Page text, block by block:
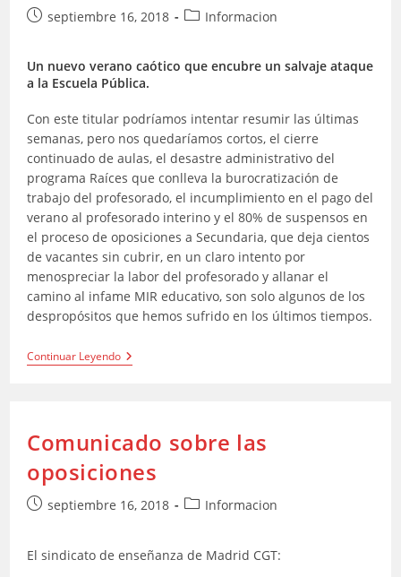
Publicación
entrada:
septiembre 16, 2018
Categoría
entrada:
Informacion
Un nuevo verano caótico que encubre un salvaje ataque
a la Escuela Pública.
Con este titular podríamos intentar resumir las últimas
semanas, pero nos quedaríamos cortos, el cierre
continuado de aulas, el desastre administrativo del
programa Raíces que conlleva la burocratización de
trabajo del profesorado, el incumplimiento en el pago del
verano al profesorado interino y el 80% de suspensos en
el proceso de oposiciones a Secundaria, que deja cientos
de vacantes sin cubrir, en un claro intento por
menospreciar la labor del profesorado y allanar el
camino al infame MIR educativo, son solo algunos de los
despropósitos que hemos sufrido en los últimos tiempos.
Continuar LeyendoCGT
Ante
Comunicado sobre las
oposiciones
Publicación
entrada:
septiembre 16, 2018
Categoría
entrada:
Informacion
El sindicato de enseñanza de Madrid CGT: